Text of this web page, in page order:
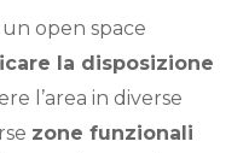
open space
la disposizione
l’area in diverse
zone funzionali